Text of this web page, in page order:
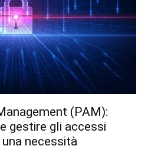
(PAM):
gestire gli accessi
necessità